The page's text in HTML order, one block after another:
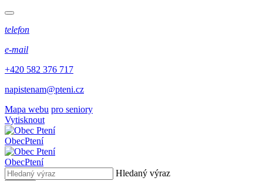
telefon
e-mail
+420 582 376 717
napistenam@pteni.cz
Mapa webu pro seniory
Vytisknout
ObecPtení
ObecPtení
Hledaný výraz